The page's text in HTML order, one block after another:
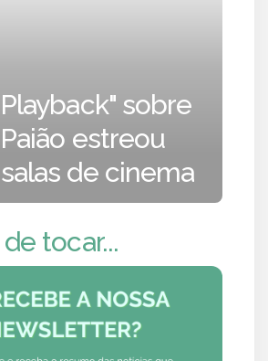
sobre
estreou
de cinema
tocar...